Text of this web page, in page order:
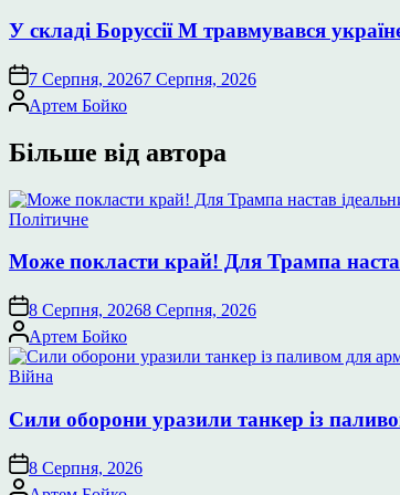
У складі Боруссії М травмувався
7 Серпня, 20267 Серпня, 2026
Опубліковано
Артем Бойко
Більше від автора
Опублікувати
Політичне
Може покласти край! Для Трампа
8 Серпня, 20268 Серпня, 2026
Опубліковано
Артем Бойко
Опублікувати
Війна
Сили оборони уразили танкер із
8 Серпня, 2026
Опубліковано